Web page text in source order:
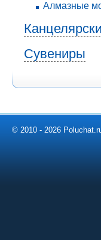
Алмазные
Сувениры
© 2010 - 2026